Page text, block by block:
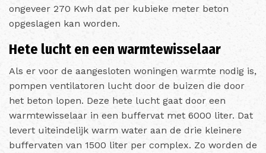
ongeveer 270 Kwh dat per kubieke meter beton
opgeslagen kan worden.
Hete lucht en een warmtewisselaar
Als er voor de aangesloten woningen warmte nodig is,
pompen ventilatoren lucht door de buizen die door
het beton lopen. Deze hete lucht gaat door een
warmtewisselaar in een buffervat met 6000 liter. Dat
levert uiteindelijk warm water aan de drie kleinere
buffervaten van 1500 liter per complex. Zo worden de